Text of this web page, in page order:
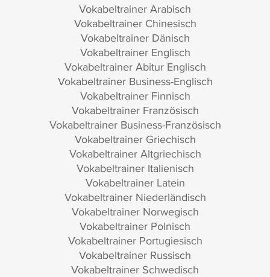
Vokabeltrainer Arabisch
Vokabeltrainer Chinesisch
Vokabeltrainer Dänisch
Vokabeltrainer Englisch
Vokabeltrainer Abitur Englisch
Vokabeltrainer Business-Englisch
Vokabeltrainer Finnisch
Vokabeltrainer Französisch
Vokabeltrainer Business-Französisch
Vokabeltrainer Griechisch
Vokabeltrainer Altgriechisch
Vokabeltrainer Italienisch
Vokabeltrainer Latein
Vokabeltrainer Niederländisch
Vokabeltrainer Norwegisch
Vokabeltrainer Polnisch
Vokabeltrainer Portugiesisch
Vokabeltrainer Russisch
Vokabeltrainer Schwedisch